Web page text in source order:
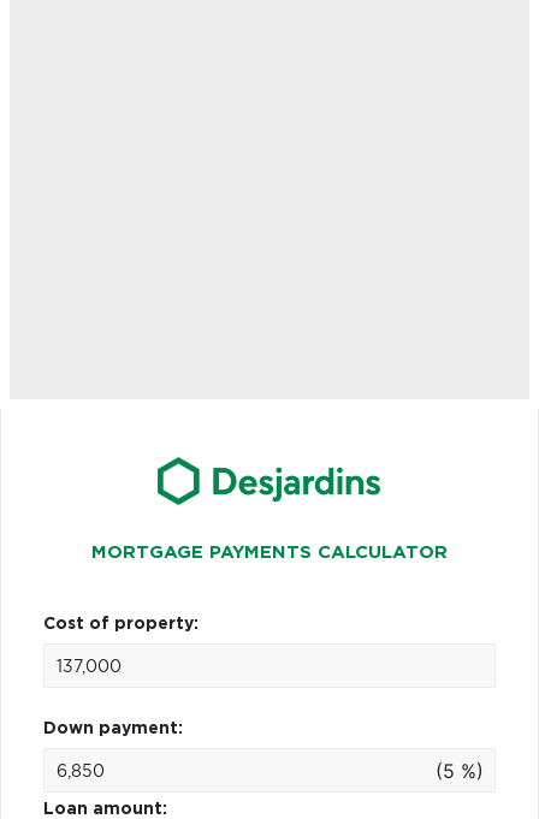
MORTGAGE PAYMENTS CALCULATOR
Cost of property:
Down payment:
(5 %)
Loan amount: